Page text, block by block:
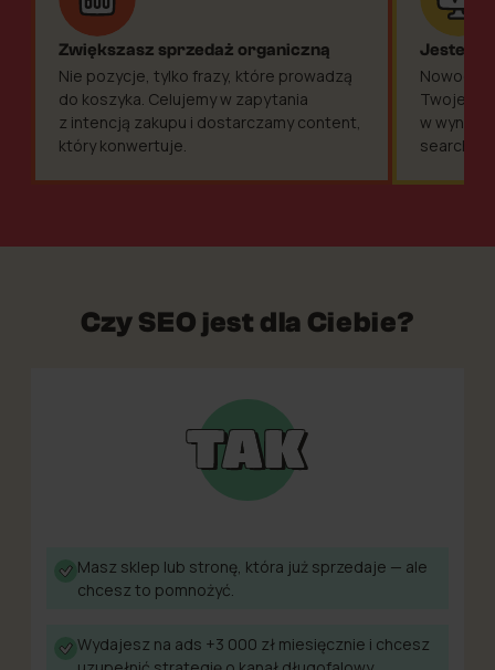
Zwiększasz sprzedaż organiczną
Nie pozycje, tylko frazy, które prowadzą
do koszyka. Celujemy w zapytania
z intencją zakupu i dostarczamy content,
który konwertuje.
Jesteś
Twoje
w
search.
Czy SEO jest dla Ciebie?
Masz sklep lub stronę, która już sprzedaje — ale
chcesz to pomnożyć.
Wydajesz na ads +3 000 zł miesięcznie i chcesz